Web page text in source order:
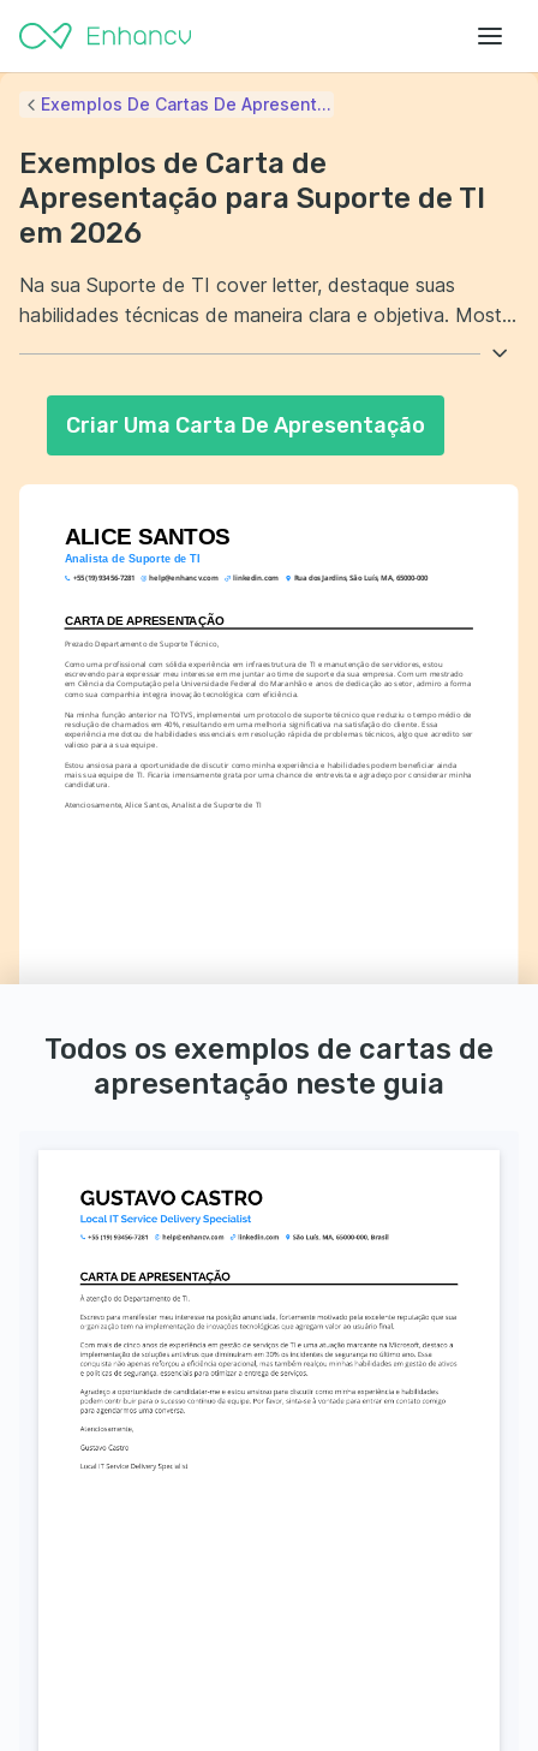
ALICE SANTOS
Analista de Suporte de TI
+55 (19) 93456-7281 help@enhancv.com linkedin.com Rua dos Jardins, São Luís, MA, 65000-000
CARTA DE APRESENTAÇÃO
Prezado Departamento de Suporte Técnico,
Como uma profissional com sólida experiência em infraestrutura de TI e manutenção de servidores, estou
escrevendo para expressar meu interesse em me juntar ao time de suporte da sua empresa. Com um mestrado
em Ciência da Computação pela Universidade Federal do Maranhão e anos de dedicação ao setor, admiro a forma
como sua companhia integra inovação tecnológica com eficiência.
Na minha função anterior na TOTVS, implementei um protocolo de suporte técnico que reduziu o tempo médio de
resolução de chamados em 40%, resultando em uma melhoria significativa na satisfação do cliente. Essa
experiência me dotou de habilidades essenciais em resolução rápida de problemas técnicos, algo que acredito ser
valioso para a sua equipe.
Estou ansiosa para a oportunidade de discutir como minha experiência e habilidades podem beneficiar ainda
mais sua equipe de TI. Ficaria imensamente grata por uma chance de entrevista e agradeço por considerar minha
candidatura.
Atenciosamente, Alice Santos, Analista de Suporte de TI
Exemplos De Cartas De Apresent...
Exemplos de Carta de
Apresentação para Suporte de TI
em 2026
Na sua Suporte de TI cover letter, destaque suas
habilidades técnicas de maneira clara e objetiva. Mostre
Além disso, evidencie suas habilidades interpessoais,
fundamentais para um bom atendimento ao cliente e
comprometido em oferecer soluções eficazes e suporte
de qualidade.
Criar Uma Carta De Apresentação
Todos os exemplos de cartas de
apresentação neste guia